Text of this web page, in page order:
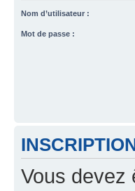
Nom d’utilisateur :
Mot de passe :
Vous devez